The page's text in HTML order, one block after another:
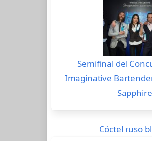
Semifinal del
Imaginative
Sapphire
Cóctel ruso